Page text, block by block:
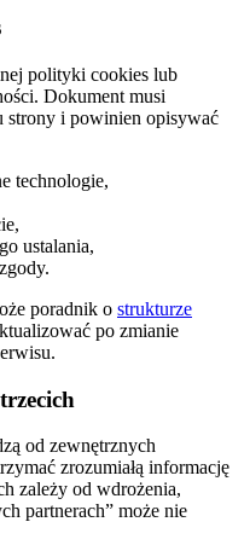
polityki cookies lub
Dokument musi
strony i powinien opisywać
technologie,
ustalania,
poradnik o strukturze
po zmianie
od zewnętrznych
zrozumiałą informację
zależy od wdrożenia,
partnerach” może nie